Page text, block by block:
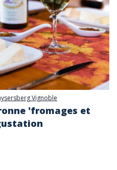
Vignoble
'fromages et